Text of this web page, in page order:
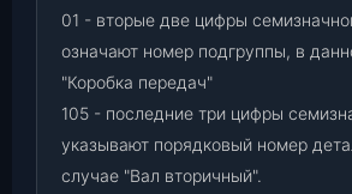
01 - вторые две цифры
означают номер подгруппы, в
"Коробка передач"
105 - последние три цифры
указывают порядковый номер
случае "Вал вторичный".